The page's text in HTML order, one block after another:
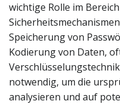
wichtige Rolle im
Speicherung von
Kodierung von Daten,
notwendig, um die
analysieren und auf